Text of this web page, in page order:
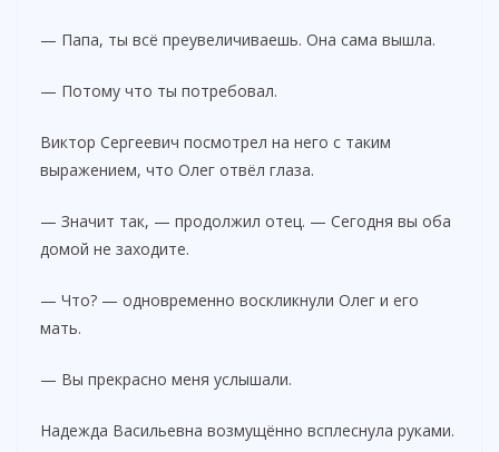
— Папа, ты всё преувеличиваешь. Она сама вышла.
— Потому что ты потребовал.
Виктор Сергеевич посмотрел на него с таким
выражением, что Олег отвёл глаза.
— Значит так, — продолжил отец. — Сегодня вы оба
домой не заходите.
— Что? — одновременно воскликнули Олег и его
мать.
— Вы прекрасно меня услышали.
Надежда Васильевна возмущённо всплеснула руками.